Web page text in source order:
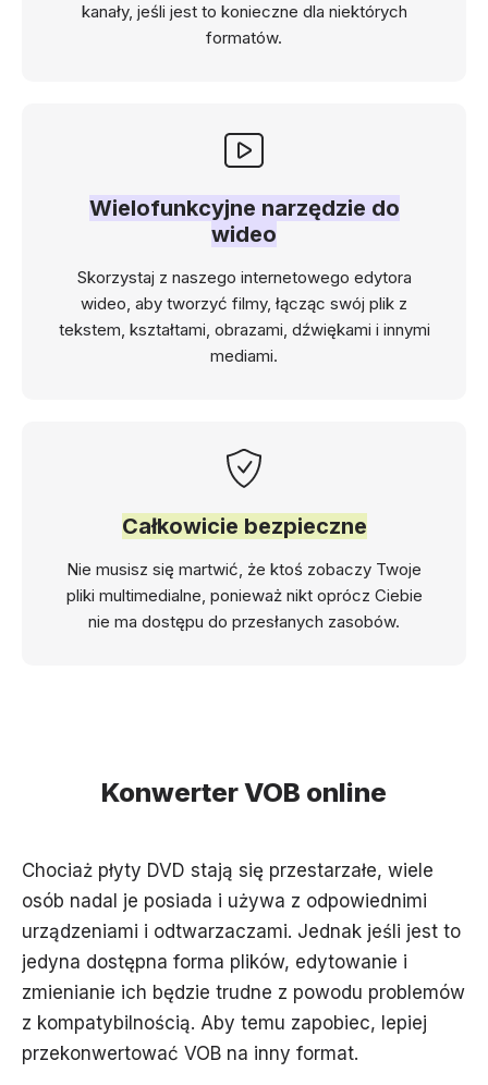
kanały, jeśli jest to konieczne dla niektórych
formatów.
Wielofunkcyjne narzędzie do
wideo
Skorzystaj z naszego internetowego edytora
wideo, aby tworzyć filmy, łącząc swój plik z
tekstem, kształtami, obrazami, dźwiękami i innymi
mediami.
Całkowicie bezpieczne
Nie musisz się martwić, że ktoś zobaczy Twoje
pliki multimedialne, ponieważ nikt oprócz Ciebie
nie ma dostępu do przesłanych zasobów.
Konwerter VOB online
Chociaż płyty DVD stają się przestarzałe, wiele
osób nadal je posiada i używa z odpowiednimi
urządzeniami i odtwarzaczami. Jednak jeśli jest to
jedyna dostępna forma plików, edytowanie i
zmienianie ich będzie trudne z powodu problemów
z kompatybilnością. Aby temu zapobiec, lepiej
przekonwertować VOB na inny format.